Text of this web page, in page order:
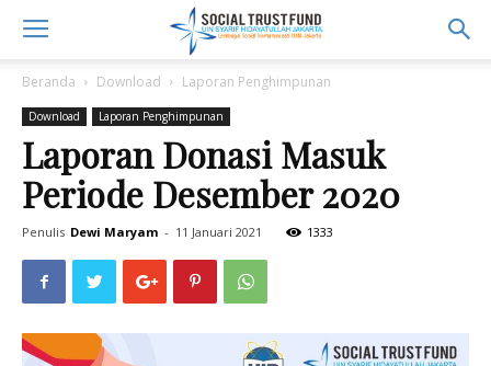
Beranda Download Laporan Penghimpunan
Download Laporan Penghimpunan
Laporan Donasi Masuk
Periode Desember 2020
Penulis Dewi Maryam - 11 Januari 2021 1333